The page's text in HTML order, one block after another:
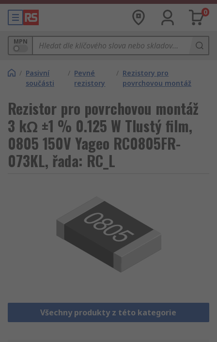
0
MPN
/ Pasivní
součásti
/ Pevné
rezistory
/ Rezistory pro
povrchovou montáž
Rezistor pro povrchovou montáž
3 kΩ ±1 % 0.125 W Tlustý film,
0805 150V Yageo RC0805FR-
073KL, řada: RC_L
Všechny produkty z této kategorie